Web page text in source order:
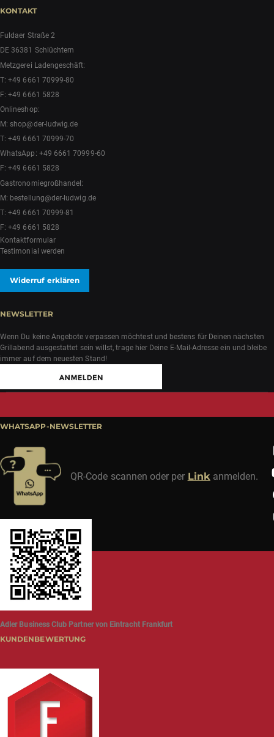
KONTAKT
Fuldaer Straße 2
DE 36381 Schlüchtern
Metzgerei Ladengeschäft:
T:+49 6661 70999-80
F: +49 6661 5828
Onlineshop:
M:shop@der-ludwig.de
T:+49 6661 70999-70
WhatsApp: +49 6661 70999-60
F: +49 6661 5828
Gastronomiegroßhandel:
M: bestellung@der-ludwig.de
T:+49 6661 70999-81
F: +49 6661 5828
Kontaktformular
Testimonial werden
Widerruf erklären
NEWSLETTER
Wenn Du keine Angebote verpassen möchtest und bestens für Deinen nächsten
Grillabend ausgestattet sein willst, trage hier Deine E-Mail-Adresse ein und bleibe
immer auf dem neuesten Stand!
WHATSAPP-NEWSLETTER
QR-Code scannen oder per Linkanmelden.
Adler Business Club Partner von Eintracht Frankfurt
KUNDENBEWERTUNG